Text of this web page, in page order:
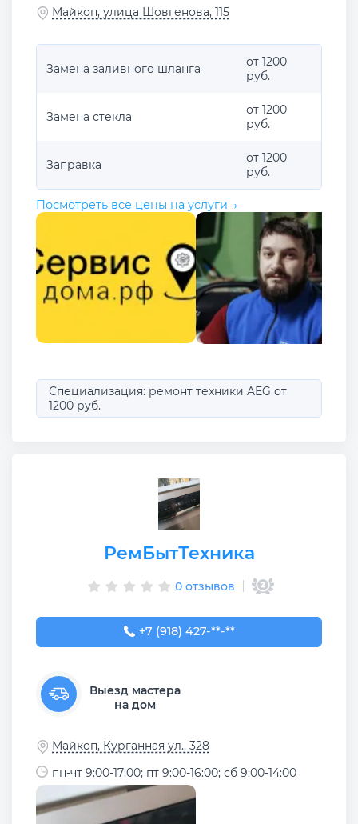
Майкоп, улица Шовгенова, 115
Замена заливного шланга
от 1200
руб.
Замена стекла
от 1200
руб.
Заправка
от 1200
руб.
Посмотреть все цены на услуги →
Специализация: ремонт техники AEG от
1200 руб.
РемБытТехника
0 отзывов
+7 (918) 427-71-21
+7 (918) 427-**-**
Выезд мастера
на дом
Майкоп, Курганная ул., 328
пн-чт 9:00-17:00; пт 9:00-16:00; сб 9:00-14:00